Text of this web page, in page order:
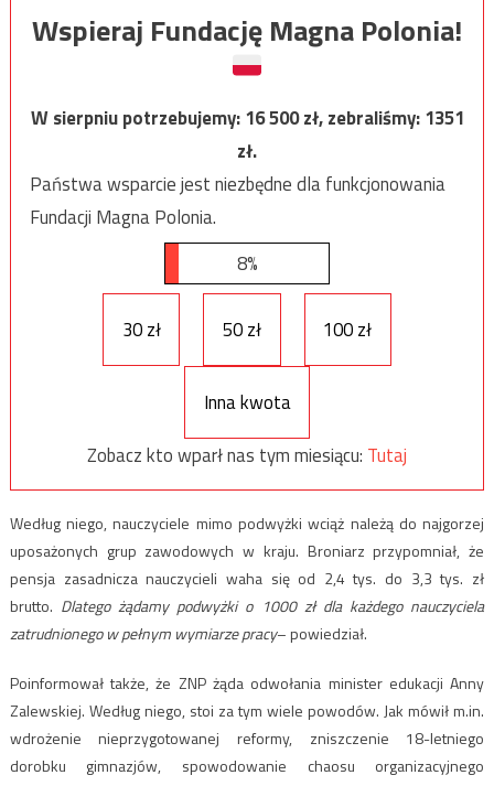
Wspieraj Fundację Magna Polonia!
W sierpniu potrzebujemy:16 500zł, zebraliśmy:1351
zł.
Państwa wsparcie jest niezbędne dla funkcjonowania
Fundacji Magna Polonia.
8%
30 zł 50 zł 100 zł
Inna kwota
Zobacz kto wparł nas tym miesiącu: Tutaj
Według niego, nauczyciele mimo podwyżki wciąż należą do najgorzej
uposażonych grup zawodowych w kraju. Broniarz przypomniał, że
pensja zasadnicza nauczycieli waha się od 2,4 tys. do 3,3 tys. zł
brutto. Dlatego żądamy podwyżki o 1000 zł dla każdego nauczyciela
zatrudnionego w pełnym wymiarze pracy– powiedział.
Poinformował także, że ZNP żąda odwołania minister edukacji Anny
Zalewskiej. Według niego, stoi za tym wiele powodów. Jak mówił m.in.
wdrożenie nieprzygotowanej reformy, zniszczenie 18-letniego
dorobku gimnazjów, spowodowanie chaosu organizacyjnego